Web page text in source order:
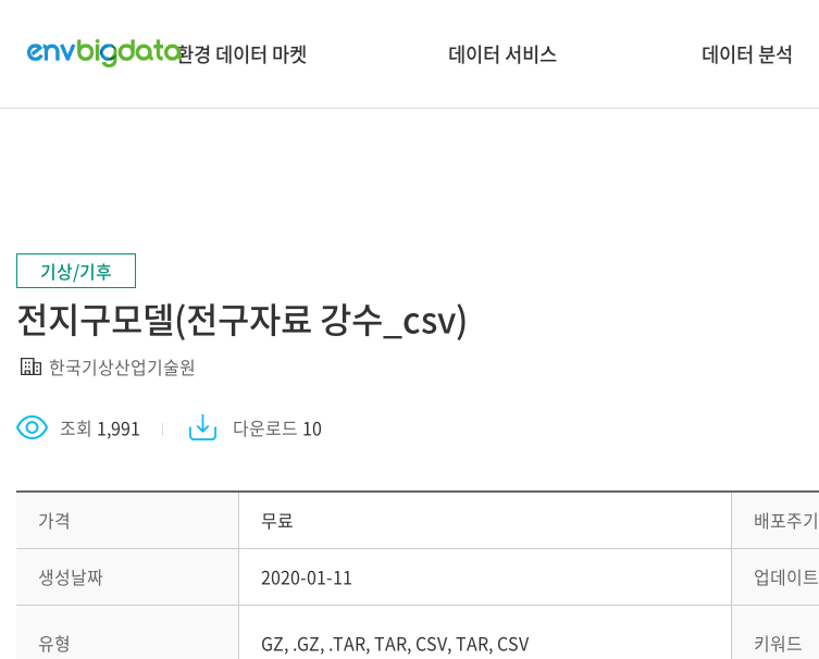
환경 데이터 마켓
데이터 수요조사
데이터 서비스 데이터 분석
기상/기후
전지구모델(전구자료 강수_csv)
한국기상산업기술원
조회 1,991 다운로드 10
가격 무료 배포주기
생성날짜 2020-01-11 업데이트
유형 GZ, .GZ, .TAR, TAR, CSV, TAR, CSV 키워드